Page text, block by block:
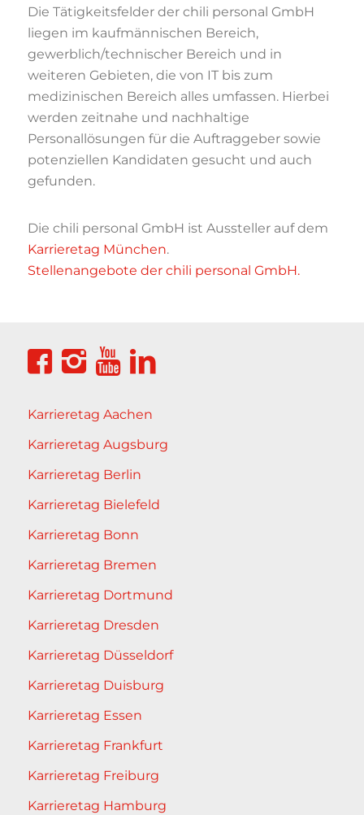
Die Tätigkeitsfelder der chili personal GmbH
liegen im kaufmännischen Bereich,
gewerblich/technischer Bereich und in
weiteren Gebieten, die von IT bis zum
medizinischen Bereich alles umfassen. Hierbei
werden zeitnahe und nachhaltige
Personallösungen für die Auftraggeber sowie
potenziellen Kandidaten gesucht und auch
gefunden.
Die chili personal GmbH ist Aussteller auf dem
Karrieretag München.
Stellenangebote der chili personal GmbH.
Karrieretag Aachen
Karrieretag Augsburg
Karrieretag Berlin
Karrieretag Bielefeld
Karrieretag Bonn
Karrieretag Bremen
Karrieretag Dortmund
Karrieretag Dresden
Karrieretag Düsseldorf
Karrieretag Duisburg
Karrieretag Essen
Karrieretag Frankfurt
Karrieretag Freiburg
Karrieretag Hamburg